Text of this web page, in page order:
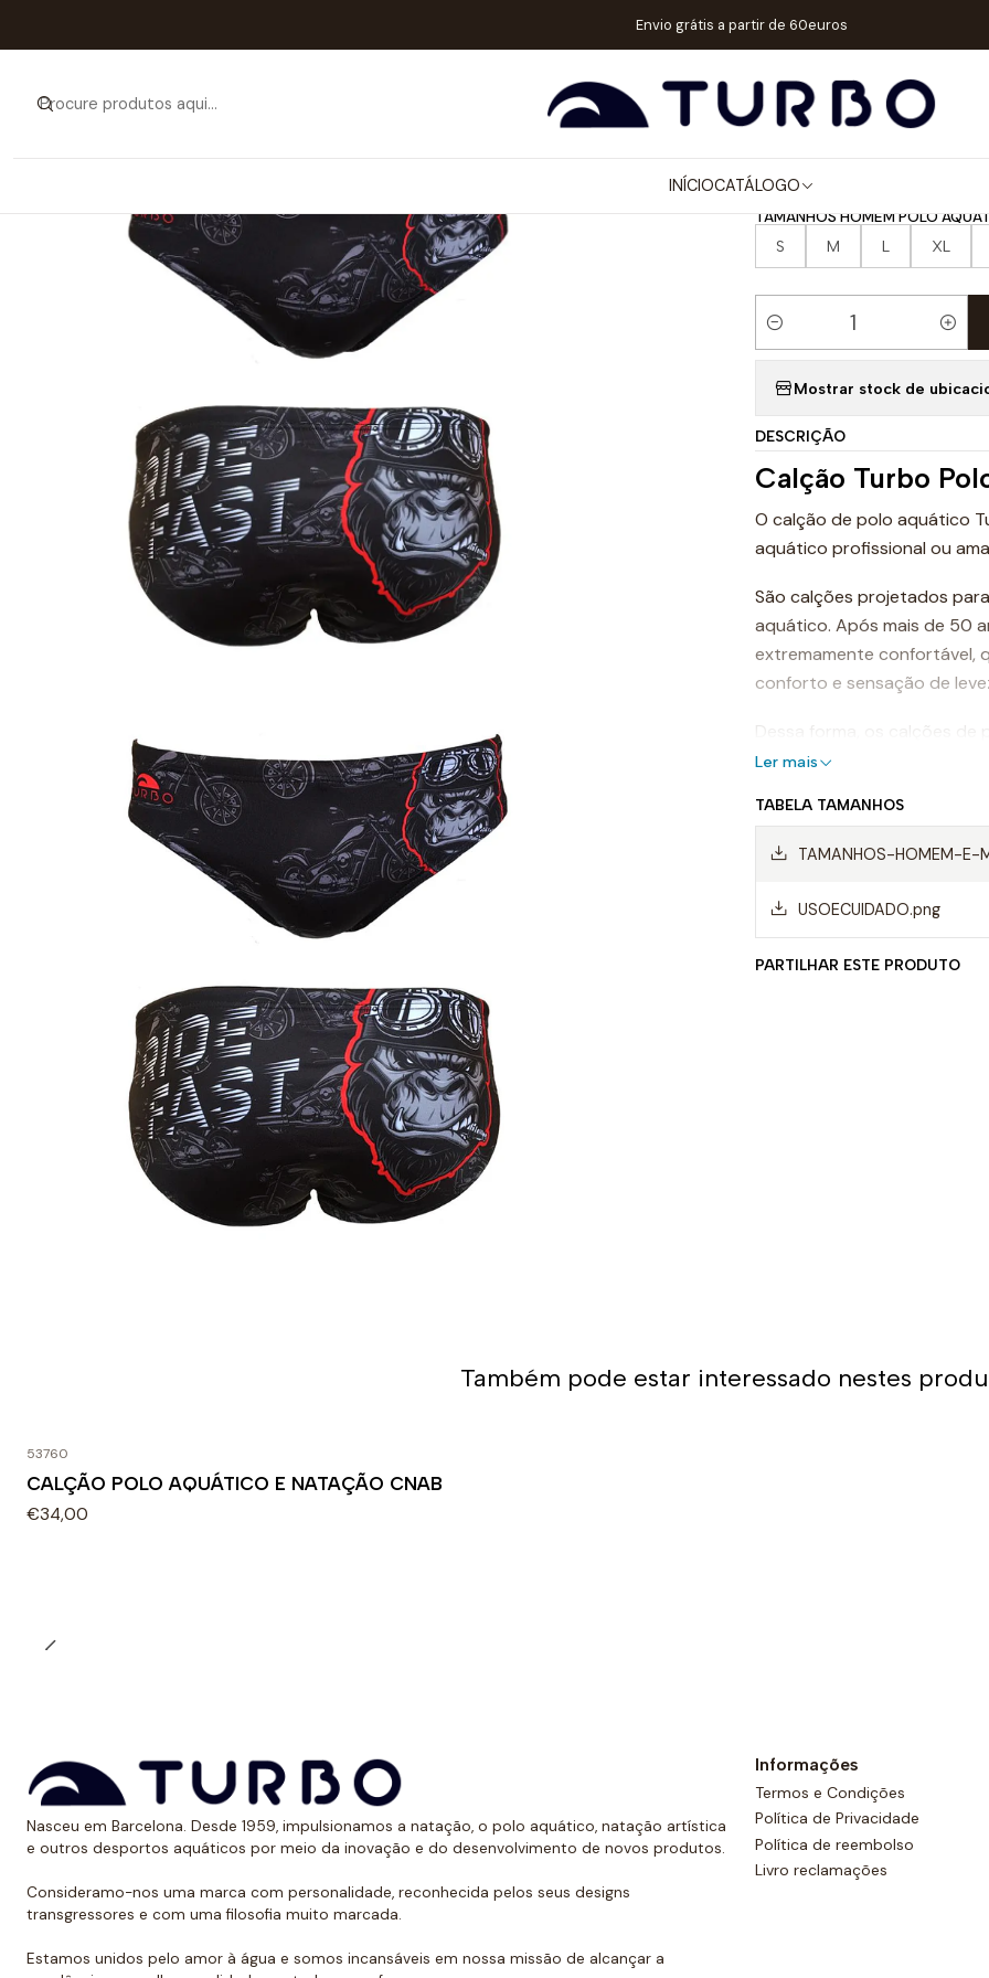
INÍCIOCATÁLOGO
Envio grátis a partir de 60euros
CALÇÕES WP / NATAÇÃO CALÇÃO POLO
CALÇÃO
GORILLA
TAMANHOS HOMEM POLO
S M L XL
Quantidade
Mostrar stock de
DESCRIÇÃO
Calção Turbo
O calção de polo aquático
aquático profissional ou
São calções projetados
aquático. Após mais de 50
extremamente confortável,
conforto e sensação de
Dessa forma, os calções de
arrasto da água e
Mas, sem dúvida, os
Características
aquático
aquático seja agarrado
Ler mais
TABELA TAMANHOS
TAMANHOS-HOMEM-E-
USOECUIDADO.png
PARTILHAR ESTE PRODUTO
Também pode estar interessado nestes
53760
CALÇÃO POLO AQUÁTICO E NATAÇÃO CNAB
€34,00
Nasceu em Barcelona. Desde 1959, impulsionamos a natação, o polo aquático, natação artística
e outros desportos aquáticos por meio da inovação e do desenvolvimento de novos produtos.
Consideramo-nos uma marca com personalidade, reconhecida pelos seus designs
transgressores e com uma filosofia muito marcada.
Estamos unidos pelo amor à água e somos incansáveis em nossa missão de alcançar a
Informações
Termos e Condições
Política de Privacidade
Política de reembolso
Livro reclamações